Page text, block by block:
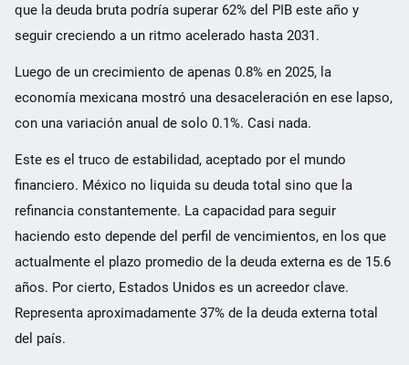
que la deuda bruta podría superar 62% del PIB este año y
seguir creciendo a un ritmo acelerado hasta 2031.
Luego de un crecimiento de apenas 0.8% en 2025, la
economía mexicana mostró una desaceleración en ese lapso,
con una variación anual de solo 0.1%. Casi nada.
Este es el truco de estabilidad, aceptado por el mundo
financiero. México no liquida su deuda total sino que la
refinancia constantemente. La capacidad para seguir
haciendo esto depende del perfil de vencimientos, en los que
actualmente el plazo promedio de la deuda externa es de 15.6
años. Por cierto, Estados Unidos es un acreedor clave.
Representa aproximadamente 37% de la deuda externa total
del país.